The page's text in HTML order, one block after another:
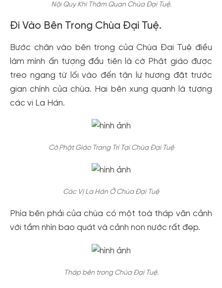
Nội Quy Khi Thăm Quan Chùa Đại Tuệ.
Đi Vào Bên Trong Chùa Đại Tuệ.
Bước chân vào bên trong của Chùa Đại Tuệ điều
làm mình ấn tượng đầu tiên là cờ Phật giáo được
treo ngang từ lối vào đến tận lư hương đặt trước
gian chính của chùa. Hai bên xung quanh là tượng
các vị La Hán.
Cờ Phật Giáo Trang Trí Tại Chùa Đại Tuệ
Các Vị La Hán Ở Chùa Đại Tuệ
Phía bên phải của chùa có một toà tháp vãn cảnh
với tầm nhìn bao quát và cảnh non nước rất đẹp.
Tháp bên trong Chùa Đại Tuệ.